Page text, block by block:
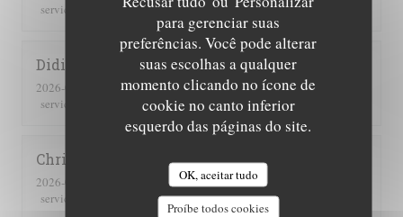
para gerenciar suas
preferências. Você pode alterar
suas escolhas a qualquer
momento clicando no ícone de
cookie no canto inferior
esquerdo das páginas do site.
OK, aceitar tudo
Proíbe todos cookies
service
ambience: 4/5 menu :4/5 quality_price:
Didier
2026-07-16
- 19:00 - guests 4
service
ambience: 5/5 menu :5/5 quality_price
Christine
2026-07-24
- 19:00 - guests 2
service
5/5 menu:5/5 quality_price